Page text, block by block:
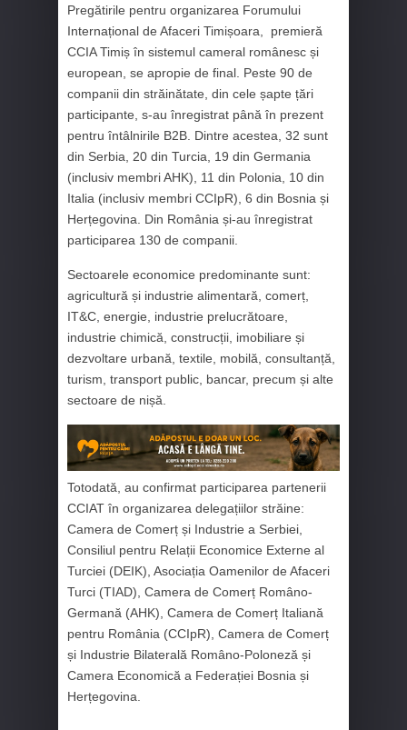
Pregătirile pentru organizarea Forumului
Internațional de Afaceri Timișoara, premieră
CCIA Timiș în sistemul cameral românesc și
european, se apropie de final. Peste 90 de
companii din străinătate, din cele șapte țări
participante, s-au înregistrat până în prezent
pentru întâlnirile B2B. Dintre acestea, 32 sunt
din Serbia, 20 din Turcia, 19 din Germania
(inclusiv membri AHK), 11 din Polonia, 10 din
Italia (inclusiv membri CCIpR), 6 din Bosnia și
Herțegovina. Din România și-au înregistrat
participarea 130 de companii.
Sectoarele economice predominante sunt:
agricultură și industrie alimentară, comerț,
IT&C, energie, industrie prelucrătoare,
industrie chimică, construcții, imobiliare și
dezvoltare urbană, textile, mobilă, consultanță,
turism, transport public, bancar, precum și alte
sectoare de nișă.
Totodată, au confirmat participarea partenerii
CCIAT în organizarea delegațiilor străine:
Camera de Comerț și Industrie a Serbiei,
Consiliul pentru Relații Economice Externe al
Turciei (DEIK), Asociația Oamenilor de Afaceri
Turci (TIAD), Camera de Comerț Româno-
Germană (AHK), Camera de Comerț Italiană
pentru România (CCIpR), Camera de Comerț
și Industrie Bilaterală Româno-Poloneză și
Camera Economică a Federației Bosnia și
Herțegovina.